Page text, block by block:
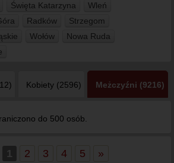
Święta Katarzyna
Wleń
Radków
Strzegom
Wołów
Nowa Ruda
Kobiety (2596) Meżczyźni (9216)
do 500 osób.
1 2 3 4 5 »